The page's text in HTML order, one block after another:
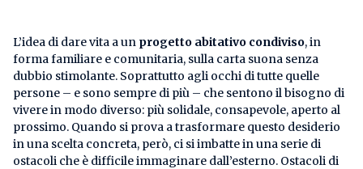
L’idea di dare vita a un progetto abitativo condiviso, in
forma familiare e comunitaria, sulla carta suona senza
dubbio stimolante. Soprattutto agli occhi di tutte quelle
persone – e sono sempre di più – che sentono il bisogno di
vivere in modo diverso: più solidale, consapevole, aperto al
prossimo. Quando si prova a trasformare questo desiderio
in una scelta concreta, però, ci si imbatte in una serie di
ostacoli che è difficile immaginare dall’esterno. Ostacoli di